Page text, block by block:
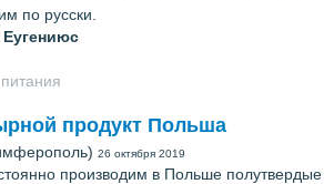
по русски.
Еугениюс
продукт Польша
26 октября 2019
производим в Польше